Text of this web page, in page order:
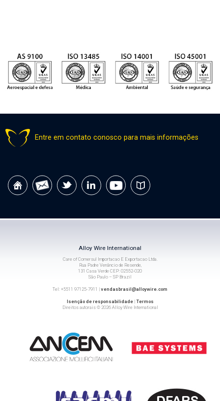
Entre em contato conosco para mais informações
Alloy Wire International
Care of Comersul Importacao E Exportacao Ltda.
Rua Padre Venâncio de Resende,
131 Casa Verde CEP: 02552-020
São Paulo – SP Brazil
Tel: +5511 97125-7911 |vendasbrasil@alloywire.com
Isenção de responsabilidade|Termos
Direitos autorais © 2026 Alloy Wire International